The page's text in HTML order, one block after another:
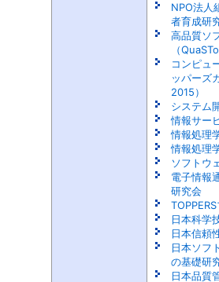
NPO法人
者育成研
高品質ソ
（
コンピュ
ッパーズ
2015）
システム
情報サー
情報処理
情報処理
ソフトウ
電子情報
研究会
日本科学
日本信頼
日本ソフ
の基礎研
日本品質